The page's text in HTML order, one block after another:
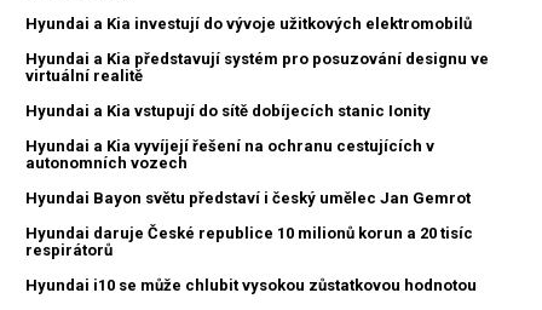
Hyundai a Kia investují do vývoje užitkových elektromobilů
Hyundai a Kia představují systém pro posuzování designu ve
virtuální realitě
Hyundai a Kia vstupují do sítě dobíjecích stanic Ionity
Hyundai a Kia vyvíjejí řešení na ochranu cestujících v
autonomních vozech
Hyundai Bayon světu představí i český umělec Jan Gemrot
Hyundai daruje České republice 10 milionů korun a 20 tisíc
respirátorů
Hyundai i10 se může chlubit vysokou zůstatkovou hodnotou